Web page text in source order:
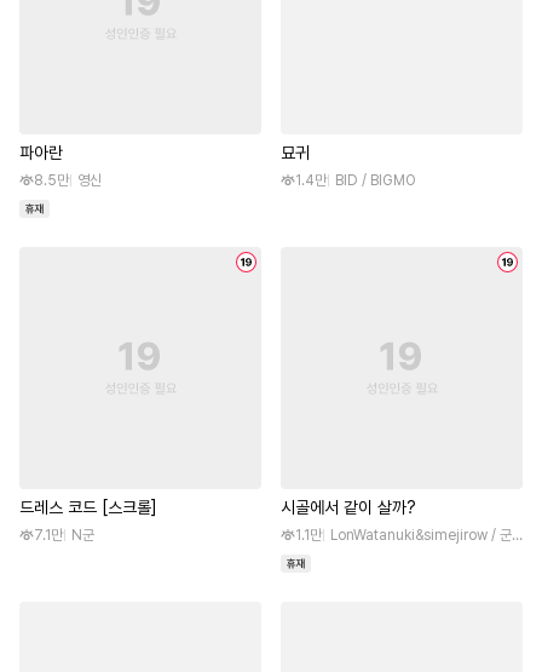
파아란
8.5만 영신
묘귀
1.4만 BID / BIGMO
드레스 코드 [스크롤]
7.1만 N군
시골에서 같이 살까?
1.1만 LonWatanuki&simejirow / 군계